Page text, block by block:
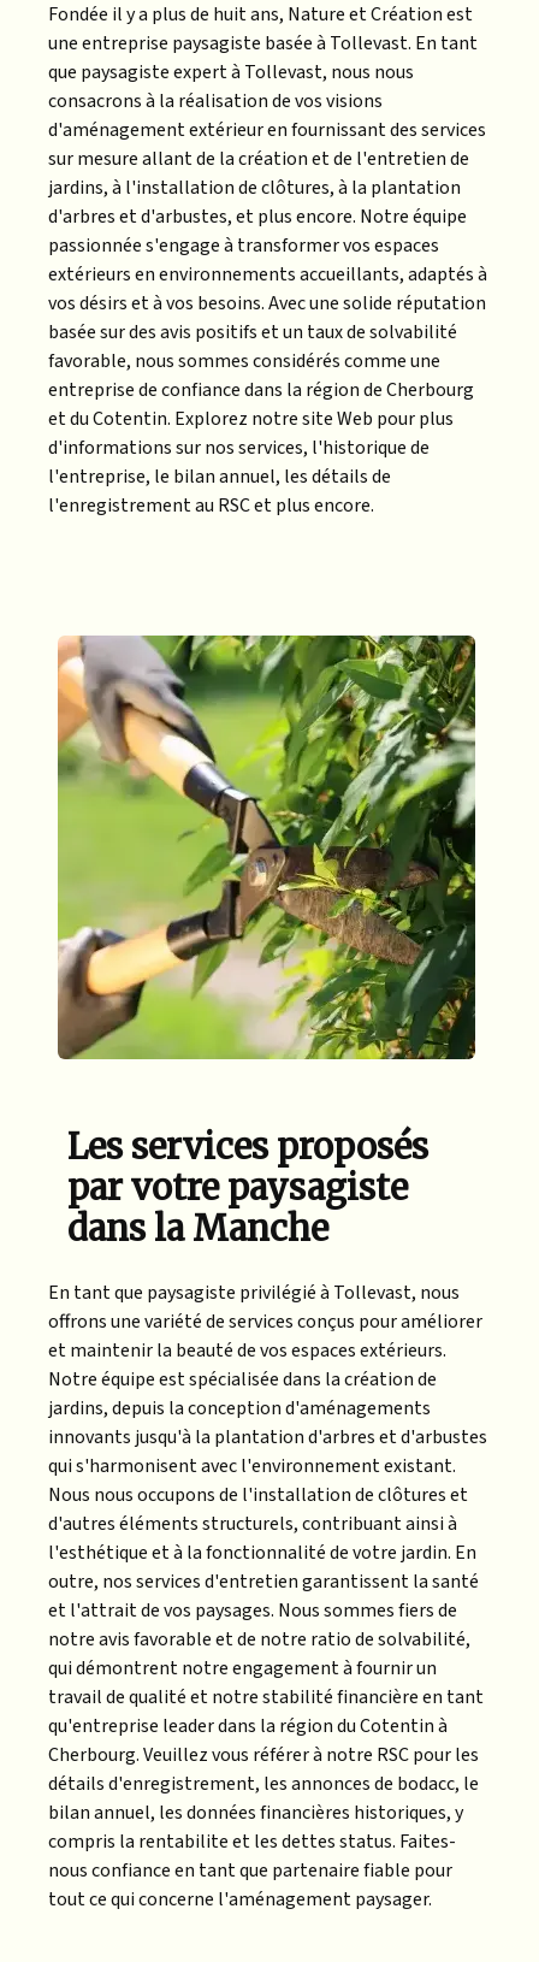
Fondée il y a plus de huit ans, Nature et Création est
une entreprise paysagiste basée à Tollevast. En tant
que paysagiste expert à Tollevast, nous nous
consacrons à la réalisation de vos visions
d'aménagement extérieur en fournissant des services
sur mesure allant de la création et de l'entretien de
jardins, à l'installation de clôtures, à la plantation
d'arbres et d'arbustes, et plus encore. Notre équipe
passionnée s'engage à transformer vos espaces
extérieurs en environnements accueillants, adaptés à
vos désirs et à vos besoins. Avec une solide réputation
basée sur des avis positifs et un taux de solvabilité
favorable, nous sommes considérés comme une
entreprise de confiance dans la région de Cherbourg
et du Cotentin. Explorez notre site Web pour plus
d'informations sur nos services, l'historique de
l'entreprise, le bilan annuel, les détails de
l'enregistrement au RSC et plus encore.
Les services proposés
par votre paysagiste
dans la Manche
En tant que paysagiste privilégié à Tollevast, nous
offrons une variété de services conçus pour améliorer
et maintenir la beauté de vos espaces extérieurs.
Notre équipe est spécialisée dans la création de
jardins, depuis la conception d'aménagements
innovants jusqu'à la plantation d'arbres et d'arbustes
qui s'harmonisent avec l'environnement existant.
Nous nous occupons de l'installation de clôtures et
d'autres éléments structurels, contribuant ainsi à
l'esthétique et à la fonctionnalité de votre jardin. En
outre, nos services d'entretien garantissent la santé
et l'attrait de vos paysages. Nous sommes fiers de
notre avis favorable et de notre ratio de solvabilité,
qui démontrent notre engagement à fournir un
travail de qualité et notre stabilité financière en tant
qu'entreprise leader dans la région du Cotentin à
Cherbourg. Veuillez vous référer à notre RSC pour les
détails d'enregistrement, les annonces de bodacc, le
bilan annuel, les données financières historiques, y
compris la rentabilite et les dettes status. Faites-
nous confiance en tant que partenaire fiable pour
tout ce qui concerne l'aménagement paysager.